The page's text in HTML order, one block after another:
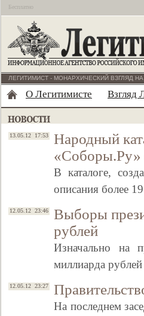
Бесплатно
ЛЕГИТИМИСТ - МОНАРХИЧЕСКИЙ ВЗГЛЯД
О Легитимисте Взгляд
13.05.12 17:53
Народный
«Соборы.Ру»
В каталоге,
описания более
12.05.12 23:46
Выборы
рублей
Изначально на
миллиарда
12.05.12 23:27
На последнем